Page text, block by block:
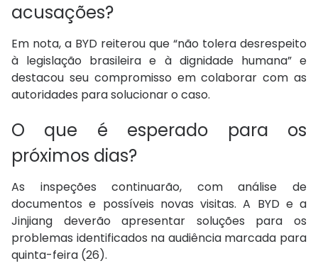
acusações?
Em nota, a BYD reiterou que “não tolera desrespeito
à legislação brasileira e à dignidade humana” e
destacou seu compromisso em colaborar com as
autoridades para solucionar o caso.
O que é esperado para os
próximos dias?
As inspeções continuarão, com análise de
documentos e possíveis novas visitas. A BYD e a
Jinjiang deverão apresentar soluções para os
problemas identificados na audiência marcada para
quinta-feira (26).